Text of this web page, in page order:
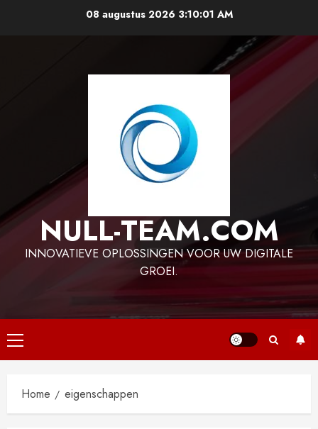
08 augustus 2026 3:10:01 AM
NULL-TEAM.COM
INNOVATIEVE OPLOSSINGEN VOOR UW DIGITALE
GROEI.
Primair
menu
Home eigenschappen